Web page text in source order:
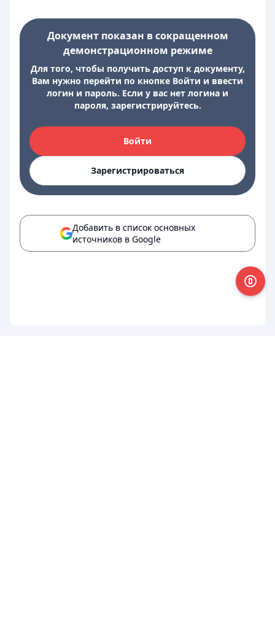
Документ показан в сокращенном
демонстрационном режиме
Для того, чтобы получить доступ к документу,
Вам нужно перейти по кнопке Войти и ввести
логин и пароль. Если у вас нет логина и
пароля, зарегистрируйтесь.
Войти
Зарегистрироваться
Добавить в список основных
источников в Google